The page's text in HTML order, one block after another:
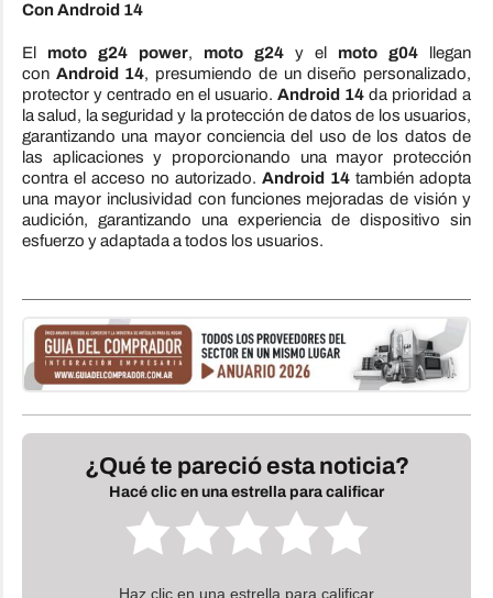
Con Android 14
El moto g24 power, moto g24 y el moto g04 llegan
con Android 14, presumiendo de un diseño personalizado,
protector y centrado en el usuario.Android 14 da prioridad a
la salud, la seguridad y la protección de datos de los usuarios,
garantizando una mayor conciencia del uso de los datos de
las aplicaciones y proporcionando una mayor protección
contra el acceso no autorizado.Android 14 también adopta
una mayor inclusividad con funciones mejoradas de visión y
audición, garantizando una experiencia de dispositivo sin
esfuerzo y adaptada a todos los usuarios.
¿Qué te pareció esta noticia?
Hacé clic en una estrella para calificar
Haz clic en una estrella para calificar